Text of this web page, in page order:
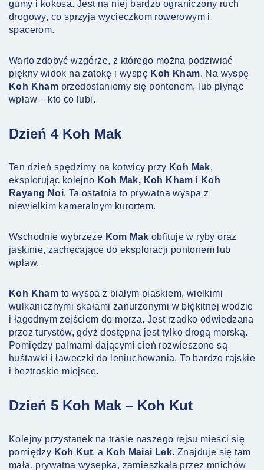
gumy i kokosa. Jest na niej bardzo ograniczony ruch
drogowy, co sprzyja wycieczkom rowerowym i
spacerom.
Warto zdobyć wzgórze, z którego można podziwiać
piękny widok na zatokę i wyspę Koh Kham. Na wyspę
Koh Kham przedostaniemy się pontonem, lub płynąc
wpław – kto co lubi.
Dzień 4 Koh Mak
Ten dzień spędzimy na kotwicy przy Koh Mak,
eksplorując kolejno Koh Mak, Koh Kham i Koh
Rayang Noi. Ta ostatnia to prywatna wyspa z
niewielkim kameralnym kurortem.
Wschodnie wybrzeże Kom Mak obfituje w ryby oraz
jaskinie, zachęcające do eksploracji pontonem lub
wpław.
Koh Kham to wyspa z białym piaskiem, wielkimi
wulkanicznymi skałami zanurzonymi w błękitnej wodzie
i łagodnym zejściem do morza. Jest rzadko odwiedzana
przez turystów, gdyż dostępna jest tylko drogą morską.
Pomiędzy palmami dającymi cień rozwieszone są
huśtawki i ławeczki do leniuchowania. To bardzo rajskie
i beztroskie miejsce.
Dzień 5 Koh Mak – Koh Kut
Kolejny przystanek na trasie naszego rejsu mieści się
pomiędzy Koh Kut, a Koh Maisi Lek. Znajduje się tam
mała, prywatna wysepka, zamieszkała przez mnichów